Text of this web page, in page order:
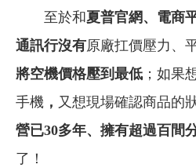
至於和夏普官網、 電商
通訊行沒有原廠扛價壓力、
將空機價格壓到最低 ；如果
手機 ， 又想現場確認商品的
營已30多年、 擁有超過百間
了！